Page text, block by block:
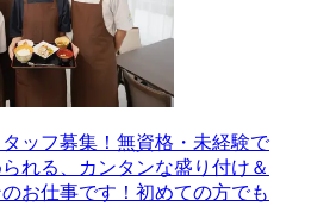
ッフ募集！無資格・未経験で
れる、カンタンな盛り付け＆
お仕事です！初めての方でも